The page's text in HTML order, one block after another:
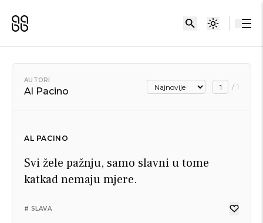
AUTORI
Al Pacino / 1
AL PACINO
Svi žele pažnju, samo slavni u tome
katkad nemaju mjere.
# SLAVA